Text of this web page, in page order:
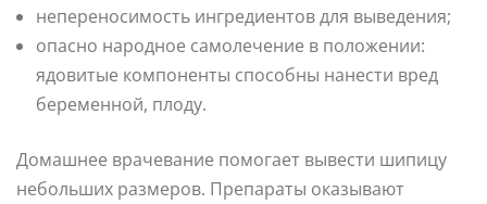
непереносимость ингредиентов для выведения;
опасно народное самолечение в положении:
ядовитые компоненты способны нанести вред
беременной, плоду.
Домашнее врачевание помогает вывести шипицу
небольших размеров. Препараты оказывают